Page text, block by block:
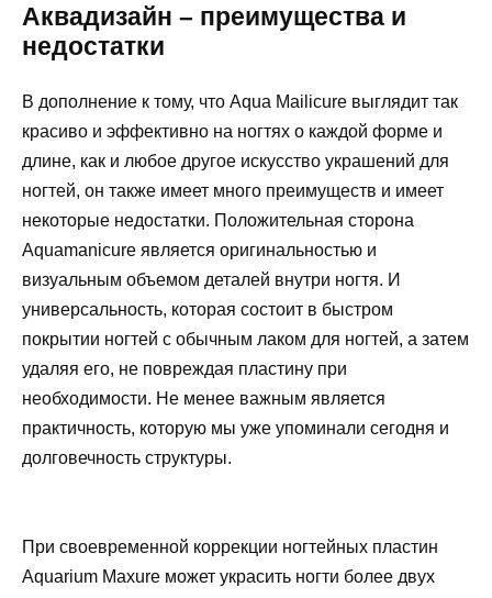
Аквадизайн – преимущества и
недостатки
В дополнение к тому, что Aqua Mailicure выглядит так
красиво и эффективно на ногтях о каждой форме и
длине, как и любое другое искусство украшений для
ногтей, он также имеет много преимуществ и имеет
некоторые недостатки. Положительная сторона
Aquamanicure является оригинальностью и
визуальным объемом деталей внутри ногтя. И
универсальность, которая состоит в быстром
покрытии ногтей с обычным лаком для ногтей, а затем
удаляя его, не повреждая пластину при
необходимости. Не менее важным является
практичность, которую мы уже упоминали сегодня и
долговечность структуры.
При своевременной коррекции ногтейных пластин
Aquarium Maxure может украсить ногти более двух